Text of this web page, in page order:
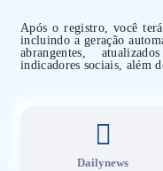
Após o registro, você terá
incluindo a geração
abrangentes,
indicadores sociais, além
Dailynews